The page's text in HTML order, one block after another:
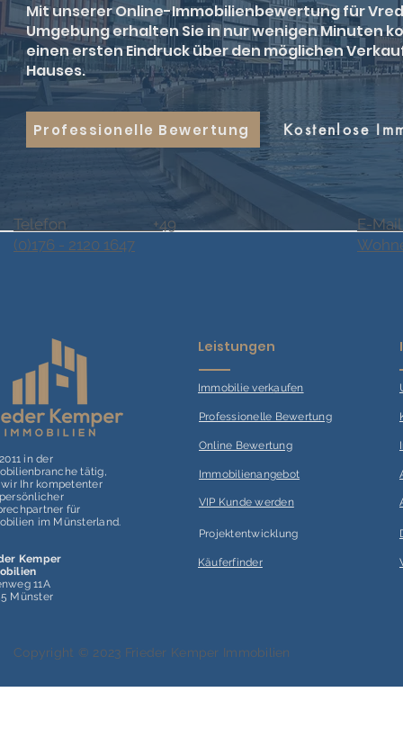
Mit unserer Online-Immobilienbewertung für
Umgebung erhalten Sie in nur wenigen Minuten
einen ersten Eindruck über den möglichen
Hauses.
Professionelle Bewertung Kostenlose
Telefon +49
(0)176 - 2120 1647
E-
in der
tätig,
Ihr kompetenter
für
im Münsterland.
Kemper
11A
Münster
Leistungen
Immobilie verkaufen
Professionelle Bewertung
Online Bewertung
Immobilienangebot
VIP Kunde werden
Projektentwicklung
Käuferfinder
Copyright © 2023 Frieder Kemper Immobilien